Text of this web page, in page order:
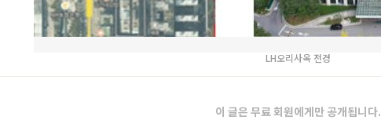
LH오리사옥 전경
이 글은 무료 회원에게만 공개됩니다.